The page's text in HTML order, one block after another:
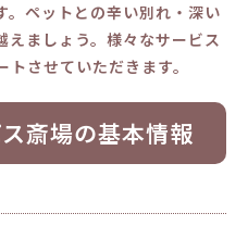
。ペットとの辛い別れ・深い
えましょう。様々なサービス
させていただきます。
斎場の基本情報